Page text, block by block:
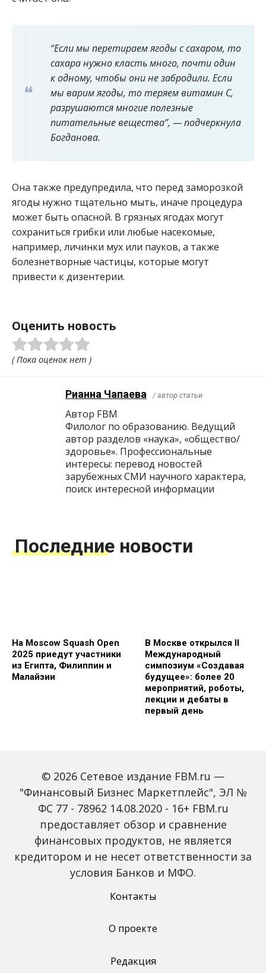
“Если мы перетираем ягоды с сахаром, то
сахара нужно класть много, почти один
к одному, чтобы они не забродили. Если
мы варим ягоды, то теряем витамин С,
разрушаются многие полезные
питательные вещества”, — подчеркнула
Богданова.
Она также предупредила, что перед заморозкой
ягоды нужно тщательно мыть, иначе процедура
может быть опасной. В грязных ягодах могут
сохраниться грибки или любые насекомые,
например, личинки мух или пауков, а также
болезнетворные частицы, которые могут
привести к дизентерии.
Оценить новость
( Пока оценок нет )
Рианна Чапаева / автор статьи
Автор FBM
Филолог по образованию. Ведущий
автор разделов «наука», «общество/
здоровье». Профессиональные
интересы: перевод новостей
зарубежных СМИ научного характера,
поиск интересной информации
Последние новости
На Moscow Squash Open
2025 приедут участники
из Египта, Филиппин и
Малайзии
В Москве открылся II
Международный
симпозиум «Создавая
будущее»: более 20
мероприятий, роботы,
лекции и дебаты в
первый день
Зарплаты вырастут,
банки включат защиту
от мошенников: какие
новые законы ждут
россиян с октября
Россиян предупредили
мошенников на фоне
снижения ключевой
ставки
© 2026 Сетевое издание FBM.ru —
"Финансовый Бизнес Маркетплейс", ЭЛ №
ФС 77 - 78962 14.08.2020 - 16+ FBM.ru
предоставляет обзор и сравнение
финансовых продуктов, не является
кредитором и не несет ответственности за
условия Банков и МФО.
Контакты
О проекте
Редакция